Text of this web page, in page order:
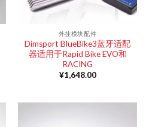
外挂模块配件
Dimsport BlueBike3蓝牙适配
器适用于Rapid Bike EVO和
RACING
¥1,648.00